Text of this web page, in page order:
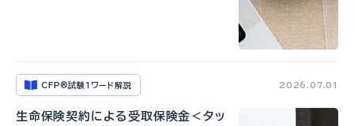
CFP ®試験１ワード解説 2026.07.01
生命保険契約による受取保険金＜タッ